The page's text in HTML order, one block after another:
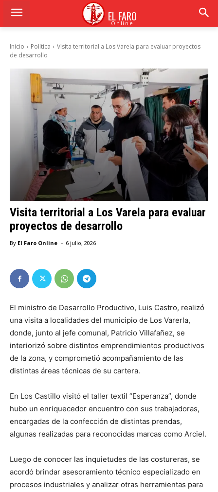
EL FARO
Online
Inicio Política
Visita territorial a Los Varela para evaluar proyectos
de desarrollo
Visita territorial a Los Varela para evaluar
proyectos de desarrollo
By El Faro Online - 6 julio, 2026
El ministro de Desarrollo Productivo, Luis Castro, realizó
una visita a localidades del municipio de Los Varerla,
donde, junto al jefe comunal, Patricio Villafañez, se
interiorizó sobre distintos emprendimientos productivos
de la zona, y comprometió acompañamiento de las
distintas áreas técnicas de su cartera.
En Los Castillo visitó el taller textil “Esperanza”, donde
hubo un enriquecedor encuentro con sus trabajadoras,
encargadas de la confección de distintas prendas,
algunas realizadas para reconocidas marcas como Arciel.
Luego de conocer las inquietudes de las costureras, se
acordó brindar asesoramiento técnico especializado en
procesos industriales y analizar otras herramientas para